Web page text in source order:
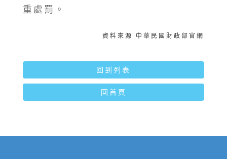
重處罰。
資料來源 中華民國財政部官網
回到列表
回首頁